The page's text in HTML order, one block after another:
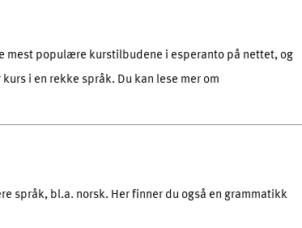
mest populære kurstilbudene i esperanto på nettet, og
i en rekke språk. Du kan lese mer om
språk, bl.a. norsk. Her finner du også en grammatikk